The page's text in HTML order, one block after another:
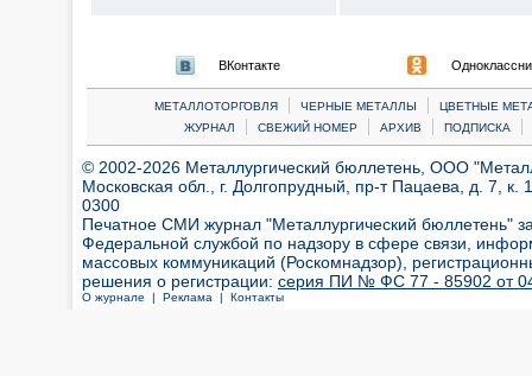
ВКонтакте
МЕТАЛЛОТОРГОВЛЯ | ЧЕРНЫЕ МЕТАЛЛЫ |
ЦВЕТНЫЕ
ЖУРНАЛ
| СВЕЖИЙ НОМЕР | АРХИВ | ПОДПИСКА |
© 2002-2026 Металлургический бюллетень, ООО
Московская обл., г. Долгопрудный, пр-т Пацаева, д. 7,
0300
Печатное СМИ журнал "Металлургический бюллетень"
Федеральной службой по надзору в сфере связи,
массовых коммуникаций (Роскомнадзор),
решения о регистрации: серия ПИ № ФС 77 - 85902 от 04
О журнале | Реклама | Контакты